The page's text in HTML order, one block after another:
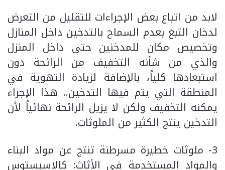
لابد من اتباع بعض الإجراءات للتقليل من التعرض
لدخان التبغ بعدم السماح بالتدخين داخل المنازل
وتخصيص مكان للمدخنين حتى داخل المنزل
والذي من شأنه التخفيف من الرائحة دون
استبعادها كلياً، بالإضافة لزيادة التهوية في
المنطقة التي يتم فيها التدخين.. هذا الإجراء
يمكنه التخفيف ولكن لا يزيل الرائحة نهائياً لأن
التدخين ينتج الكثير من الملوثات.
3- ملوثات خطيرة مسرطنة تنتج عن مواد البناء
والمواد المستخدمة في الأثاث: كالاسبستوس